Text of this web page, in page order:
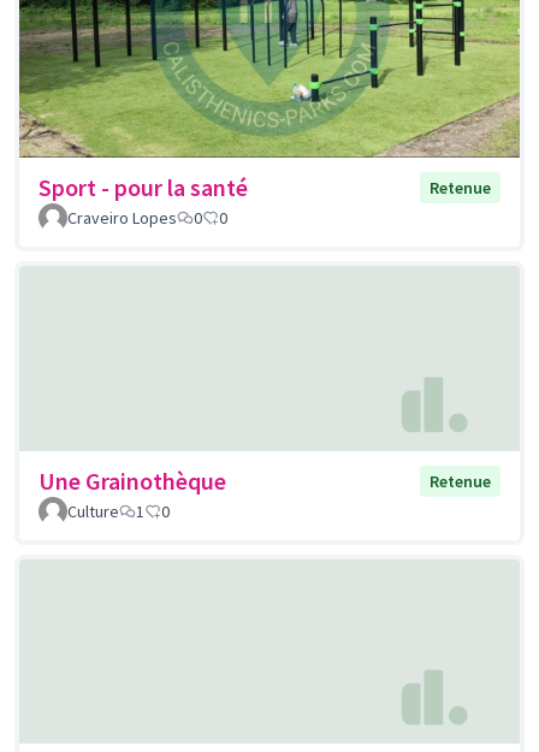
Sport - pour la santé
Retenue
Craveiro Lopes
0 0
Une Grainothèque
Retenue
Culture
1 0